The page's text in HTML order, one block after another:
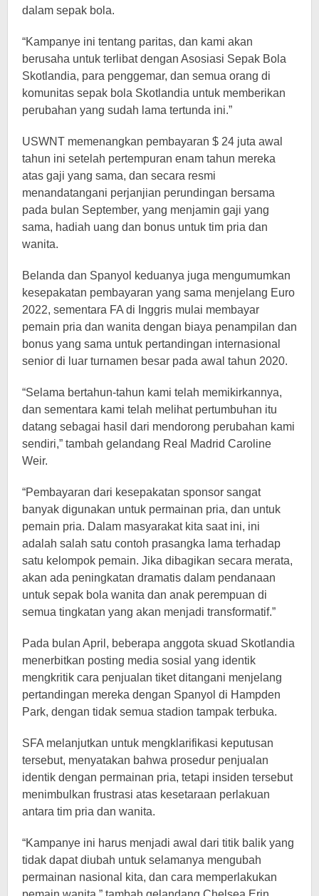
dalam sepak bola.
“Kampanye ini tentang paritas, dan kami akan
berusaha untuk terlibat dengan Asosiasi Sepak Bola
Skotlandia, para penggemar, dan semua orang di
komunitas sepak bola Skotlandia untuk memberikan
perubahan yang sudah lama tertunda ini.”
USWNT memenangkan pembayaran $ 24 juta awal
tahun ini setelah pertempuran enam tahun mereka
atas gaji yang sama, dan secara resmi
menandatangani perjanjian perundingan bersama
pada bulan September, yang menjamin gaji yang
sama, hadiah uang dan bonus untuk tim pria dan
wanita.
Belanda dan Spanyol keduanya juga mengumumkan
kesepakatan pembayaran yang sama menjelang Euro
2022, sementara FA di Inggris mulai membayar
pemain pria dan wanita dengan biaya penampilan dan
bonus yang sama untuk pertandingan internasional
senior di luar turnamen besar pada awal tahun 2020.
“Selama bertahun-tahun kami telah memikirkannya,
dan sementara kami telah melihat pertumbuhan itu
datang sebagai hasil dari mendorong perubahan kami
sendiri,” tambah gelandang Real Madrid Caroline
Weir.
“Pembayaran dari kesepakatan sponsor sangat
banyak digunakan untuk permainan pria, dan untuk
pemain pria. Dalam masyarakat kita saat ini, ini
adalah salah satu contoh prasangka lama terhadap
satu kelompok pemain. Jika dibagikan secara merata,
akan ada peningkatan dramatis dalam pendanaan
untuk sepak bola wanita dan anak perempuan di
semua tingkatan yang akan menjadi transformatif.”
Pada bulan April, beberapa anggota skuad Skotlandia
menerbitkan posting media sosial yang identik
mengkritik cara penjualan tiket ditangani menjelang
pertandingan mereka dengan Spanyol di Hampden
Park, dengan tidak semua stadion tampak terbuka.
SFA melanjutkan untuk mengklarifikasi keputusan
tersebut, menyatakan bahwa prosedur penjualan
identik dengan permainan pria, tetapi insiden tersebut
menimbulkan frustrasi atas kesetaraan perlakuan
antara tim pria dan wanita.
“Kampanye ini harus menjadi awal dari titik balik yang
tidak dapat diubah untuk selamanya mengubah
permainan nasional kita, dan cara memperlakukan